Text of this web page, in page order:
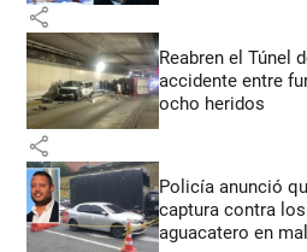
share
Reabren el Túnel
accidente entre
ocho heridos
share
Policía anunció
captura contra
aguacatero en